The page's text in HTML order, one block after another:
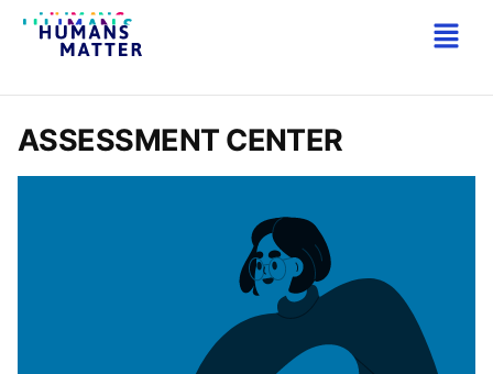
Catégorie d'affichage archives :
ASSESSMENT CENTER